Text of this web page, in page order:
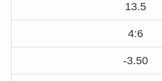
13.5
4:6
-3.50